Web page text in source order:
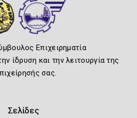
Επιχειρηματία
ίδρυση και την λειτουργία της
σας.
Σελίδες